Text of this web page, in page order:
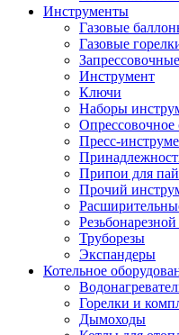
Инструменты
Газовые
Газовые
Инструмент
Ключи
Наборы
Опрессовочное
Пресс-
Припои для
Прочий
Труборезы
Экспандеры
Котельное
Горелки и
Дымоходы